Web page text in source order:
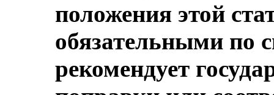
положения этой
обязательными по
рекомендует